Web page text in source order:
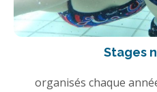
Stages
organisés chaque